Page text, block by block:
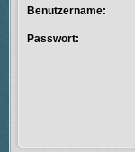
Benutzername:
Passwort: